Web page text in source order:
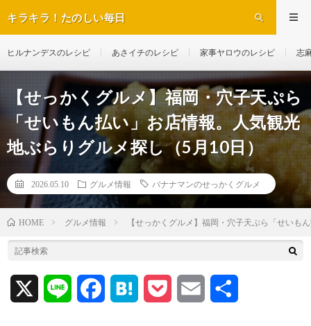
キラキラ！たのしい毎日
ヒルナンデスのレシピ あさイチのレシピ 家事ヤロウのレシピ 志
【せっかくグルメ】福岡・穴子天ぷら
「せいもん払い」お店情報。人気観光
地ぶらりグルメ探し（5月10日）
2026.05.10 グルメ情報 バナナマンのせっかくグルメ
HOME グルメ情報 【せっかくグルメ】福岡・穴子天ぷら「せいも